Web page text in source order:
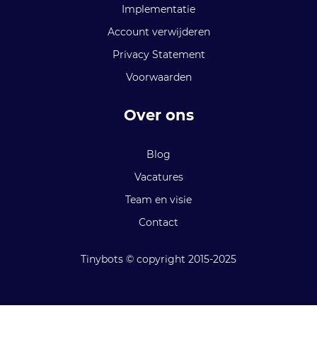
Implementatie
Account verwijderen
Privacy Statement
Voorwaarden
Over ons
Blog
Vacatures
Team en visie
Contact
Tinybots © copyright 2015-2025